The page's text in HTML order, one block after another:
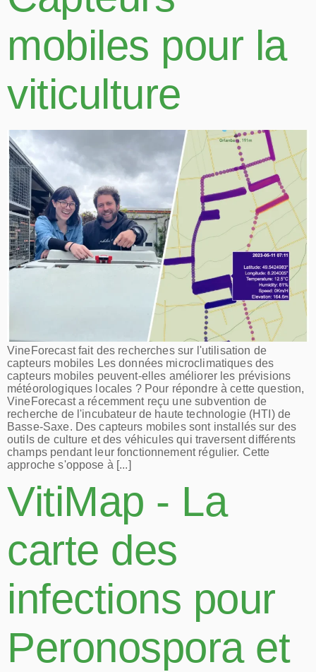
mobiles pour la
viticulture
VineForecast fait des recherches sur l'utilisation de
capteurs mobiles Les données microclimatiques des
capteurs mobiles peuvent-elles améliorer les prévisions
météorologiques locales ? Pour répondre à cette question,
VineForecast a récemment reçu une subvention de
recherche de l'incubateur de haute technologie (HTI) de
Basse-Saxe. Des capteurs mobiles sont installés sur des
outils de culture et des véhicules qui traversent différents
champs pendant leur fonctionnement régulier. Cette
approche s'oppose à [...]
VitiMap - La
carte des
infections pour
Peronospora et